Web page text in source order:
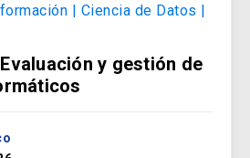
Públicas
| Ciencia de Datos |
y gestión de